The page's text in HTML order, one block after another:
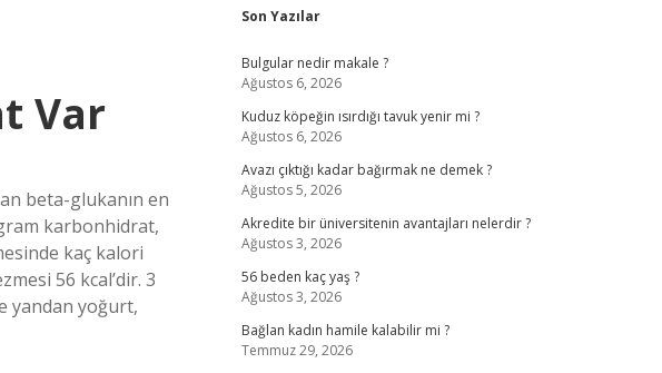
Var
beta-glukanın en
karbonhidrat,
kaç kalori
56 kcal’dir. 3
yandan yoğurt,
Sidebar
Son Yazılar
Bulgular nedir makale ?
Ağustos 6, 2026
Kuduz köpeğin ısırdığı tavuk yenir mi ?
Ağustos 6, 2026
Avazı çıktığı kadar bağırmak ne demek ?
Ağustos 5, 2026
Akredite bir üniversitenin avantajları nelerdir ?
Ağustos 3, 2026
56 beden kaç yaş ?
Ağustos 3, 2026
Bağlan kadın hamile kalabilir mi ?
Temmuz 29, 2026